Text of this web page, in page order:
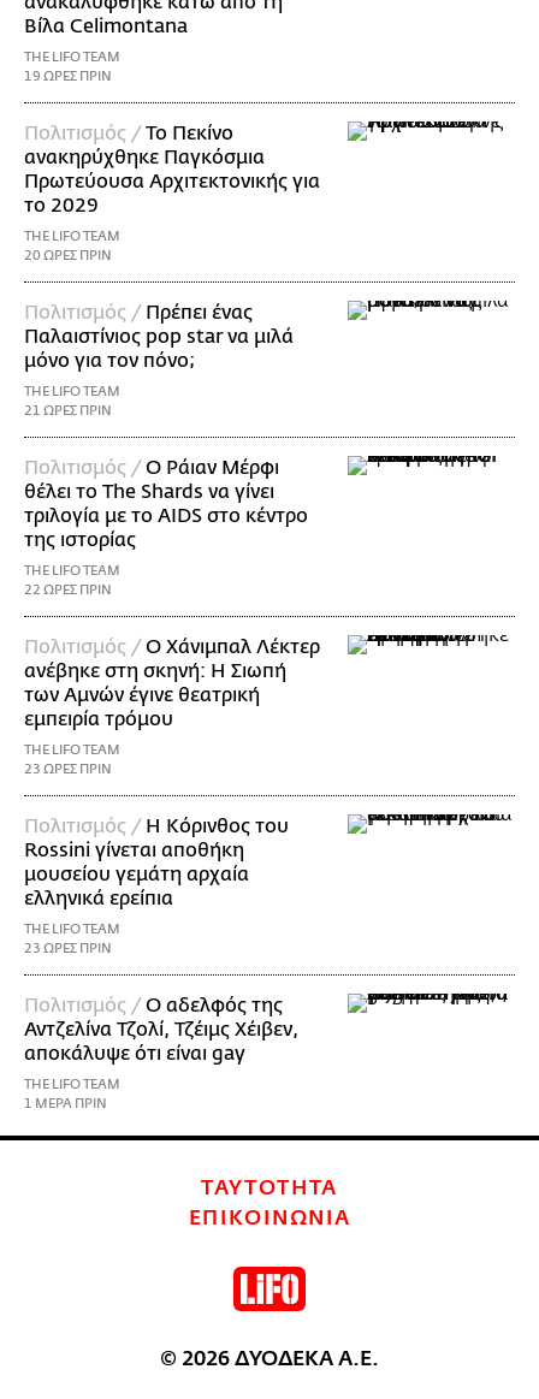
Βίλα Celimontana
THE LIFO TEAM
19 ΩΡΕΣ ΠΡΙΝ
Πολιτισμός /Το Πεκίνο
ανακηρύχθηκε Παγκόσμια
Πρωτεύουσα Αρχιτεκτονικής για
το 2029
THE LIFO TEAM
20 ΩΡΕΣ ΠΡΙΝ
Πολιτισμός / Πρέπει ένας
Παλαιστίνιος pop star να μιλά
μόνο για τον πόνο;
THE LIFO TEAM
21 ΩΡΕΣ ΠΡΙΝ
Πολιτισμός /Ο Ράιαν Μέρφι
θέλει το The Shards να γίνει
τριλογία με το AIDS στο κέντρο
της ιστορίας
THE LIFO TEAM
22 ΩΡΕΣ ΠΡΙΝ
Πολιτισμός /Ο Χάνιμπαλ Λέκτερ
ανέβηκε στη σκηνή: Η Σιωπή
των Αμνών έγινε θεατρική
εμπειρία τρόμου
THE LIFO TEAM
23 ΩΡΕΣ ΠΡΙΝ
Πολιτισμός / Η Κόρινθος του
Rossini γίνεται αποθήκη
μουσείου γεμάτη αρχαία
ελληνικά ερείπια
THE LIFO TEAM
23 ΩΡΕΣ ΠΡΙΝ
Πολιτισμός /Ο αδελφός της
Αντζελίνα Τζολί, Τζέιμς Χέιβεν,
αποκάλυψε ότι είναι gay
THE LIFO TEAM
1 ΜΕΡΑ ΠΡΙΝ
ΤΑΥΤΟΤΗΤΑ
ΕΠΙΚΟΙΝΩΝΙΑ
© 2026 ΔΥΟΔΕΚΑ Α.Ε.